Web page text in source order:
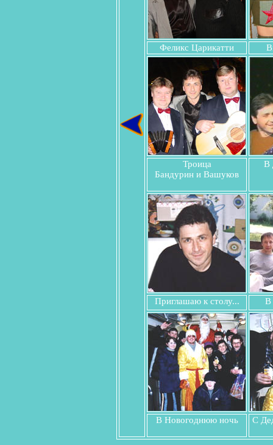
Феликс Царикатти
Троица
Бандурин и Вашуков
В
Приглашаю к столу... В
В Новогоднюю ночь С